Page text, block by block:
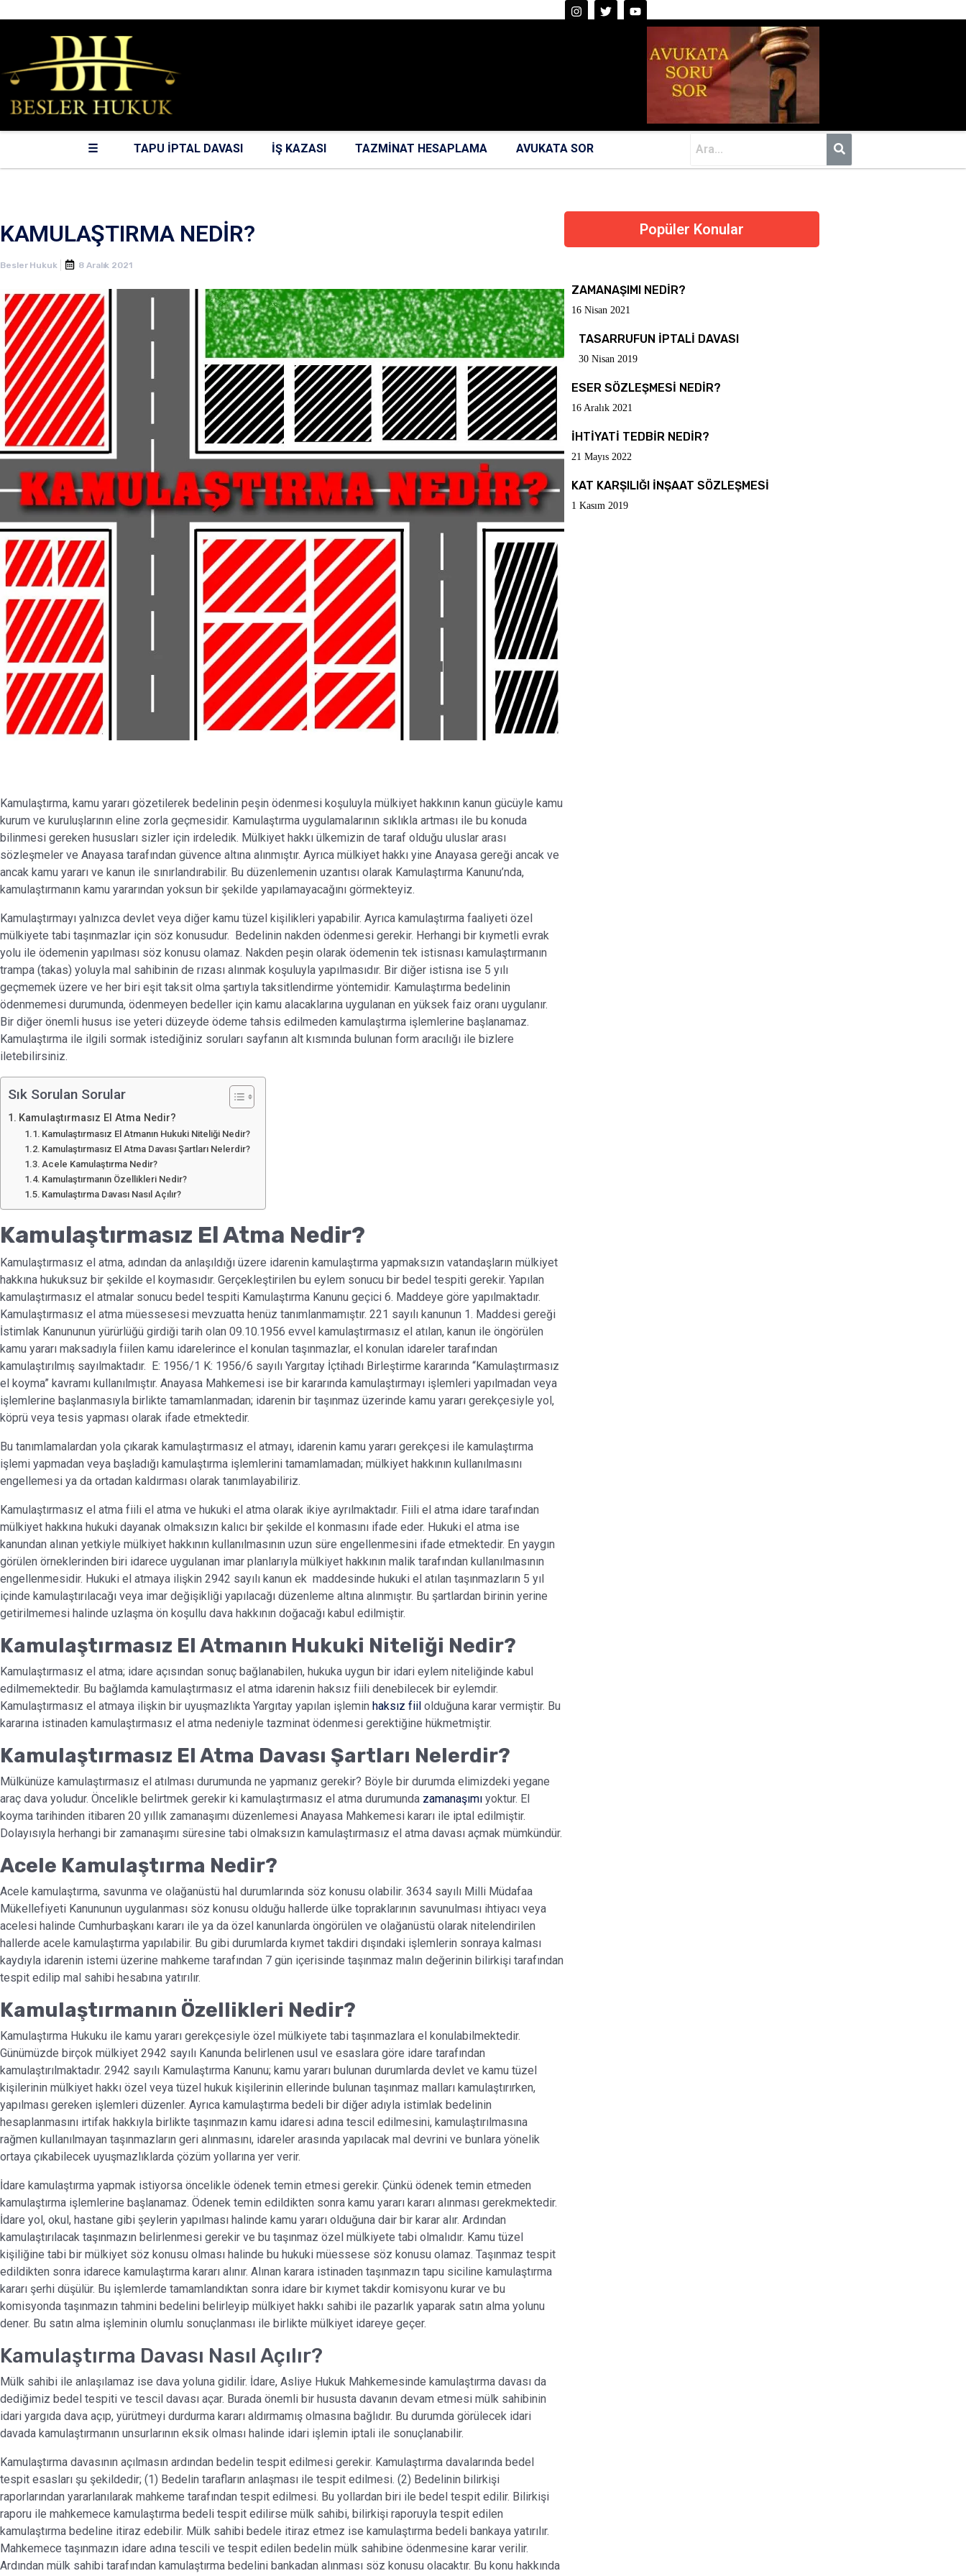
☰ TAPU İPTAL DAVASI İŞ KAZASI TAZMİNAT HESAPLAMA AVUKATA SOR
KAMULAŞTIRMA NEDİR?
Besler Hukuk 8 Aralık 2021
Kamulaştırma, kamu yararı gözetilerek bedelinin peşin ödenmesi koşuluyla mülkiyet hakkının kanun gücüyle kamu
kurum ve kuruluşlarının eline zorla geçmesidir. Kamulaştırma uygulamalarının sıklıkla artması ile bu konuda
bilinmesi gereken hususları sizler için irdeledik. Mülkiyet hakkı ülkemizin de taraf olduğu uluslar arası
sözleşmeler ve Anayasa tarafından güvence altına alınmıştır. Ayrıca mülkiyet hakkı yine Anayasa gereği ancak ve
ancak kamu yararı ve kanun ile sınırlandırabilir. Bu düzenlemenin uzantısı olarak Kamulaştırma Kanunu’nda,
kamulaştırmanın kamu yararından yoksun bir şekilde yapılamayacağını görmekteyiz.
Kamulaştırmayı yalnızca devlet veya diğer kamu tüzel kişilikleri yapabilir. Ayrıca kamulaştırma faaliyeti özel
mülkiyete tabi taşınmazlar için söz konusudur. Bedelinin nakden ödenmesi gerekir. Herhangi bir kıymetli evrak
yolu ile ödemenin yapılması söz konusu olamaz. Nakden peşin olarak ödemenin tek istisnası kamulaştırmanın
trampa (takas) yoluyla mal sahibinin de rızası alınmak koşuluyla yapılmasıdır. Bir diğer istisna ise 5 yılı
geçmemek üzere ve her biri eşit taksit olma şartıyla taksitlendirme yöntemidir. Kamulaştırma bedelinin
ödenmemesi durumunda, ödenmeyen bedeller için kamu alacaklarına uygulanan en yüksek faiz oranı uygulanır.
Bir diğer önemli husus ise yeteri düzeyde ödeme tahsis edilmeden kamulaştırma işlemlerine başlanamaz.
Kamulaştırma ile ilgili sormak istediğiniz soruları sayfanın alt kısmında bulunan form aracılığı ile bizlere
iletebilirsiniz.
Sık Sorulan Sorular
Kamulaştırmasız El Atma Nedir?
Kamulaştırmasız El Atmanın Hukuki Niteliği Nedir?
Kamulaştırmasız El Atma Davası Şartları Nelerdir?
Acele Kamulaştırma Nedir?
Kamulaştırmanın Özellikleri Nedir?
Kamulaştırma Davası Nasıl Açılır?
Kamulaştırmasız El Atma Nedir?
Kamulaştırmasız el atma, adından da anlaşıldığı üzere idarenin kamulaştırma yapmaksızın vatandaşların mülkiyet
hakkına hukuksuz bir şekilde el koymasıdır. Gerçekleştirilen bu eylem sonucu bir bedel tespiti gerekir. Yapılan
kamulaştırmasız el atmalar sonucu bedel tespiti Kamulaştırma Kanunu geçici 6. Maddeye göre yapılmaktadır.
Kamulaştırmasız el atma müessesesi mevzuatta henüz tanımlanmamıştır. 221 sayılı kanunun 1. Maddesi gereği
İstimlak Kanununun yürürlüğü girdiği tarih olan 09.10.1956 evvel kamulaştırmasız el atılan, kanun ile öngörülen
kamu yararı maksadıyla fiilen kamu idarelerince el konulan taşınmazlar, el konulan idareler tarafından
kamulaştırılmış sayılmaktadır. E: 1956/1 K: 1956/6 sayılı Yargıtay İçtihadı Birleştirme kararında “Kamulaştırmasız
el koyma” kavramı kullanılmıştır. Anayasa Mahkemesi ise bir kararında kamulaştırmayı işlemleri yapılmadan veya
işlemlerine başlanmasıyla birlikte tamamlanmadan; idarenin bir taşınmaz üzerinde kamu yararı gerekçesiyle yol,
köprü veya tesis yapması olarak ifade etmektedir.
Bu tanımlamalardan yola çıkarak kamulaştırmasız el atmayı, idarenin kamu yararı gerekçesi ile kamulaştırma
işlemi yapmadan veya başladığı kamulaştırma işlemlerini tamamlamadan; mülkiyet hakkının kullanılmasını
engellemesi ya da ortadan kaldırması olarak tanımlayabiliriz.
Kamulaştırmasız el atma fiili el atma ve hukuki el atma olarak ikiye ayrılmaktadır. Fiili el atma idare tarafından
mülkiyet hakkına hukuki dayanak olmaksızın kalıcı bir şekilde el konmasını ifade eder. Hukuki el atma ise
kanundan alınan yetkiyle mülkiyet hakkının kullanılmasının uzun süre engellenmesini ifade etmektedir. En yaygın
görülen örneklerinden biri idarece uygulanan imar planlarıyla mülkiyet hakkının malik tarafından kullanılmasının
engellenmesidir. Hukuki el atmaya ilişkin 2942 sayılı kanun ek maddesinde hukuki el atılan taşınmazların 5 yıl
içinde kamulaştırılacağı veya imar değişikliği yapılacağı düzenleme altına alınmıştır. Bu şartlardan birinin yerine
getirilmemesi halinde uzlaşma ön koşullu dava hakkının doğacağı kabul edilmiştir.
Kamulaştırmasız El Atmanın Hukuki Niteliği Nedir?
Kamulaştırmasız el atma; idare açısından sonuç bağlanabilen, hukuka uygun bir idari eylem niteliğinde kabul
edilmemektedir. Bu bağlamda kamulaştırmasız el atma idarenin haksız fiili denebilecek bir eylemdir.
Kamulaştırmasız el atmaya ilişkin bir uyuşmazlıkta Yargıtay yapılan işlemin haksız fiil olduğuna karar vermiştir. Bu
kararına istinaden kamulaştırmasız el atma nedeniyle tazminat ödenmesi gerektiğine hükmetmiştir.
Kamulaştırmasız El Atma Davası Şartları Nelerdir?
Mülkünüze kamulaştırmasız el atılması durumunda ne yapmanız gerekir? Böyle bir durumda elimizdeki yegane
araç dava yoludur. Öncelikle belirtmek gerekir ki kamulaştırmasız el atma durumunda zamanaşımı yoktur. El
koyma tarihinden itibaren 20 yıllık zamanaşımı düzenlemesi Anayasa Mahkemesi kararı ile iptal edilmiştir.
Dolayısıyla herhangi bir zamanaşımı süresine tabi olmaksızın kamulaştırmasız el atma davası açmak mümkündür.
Acele Kamulaştırma Nedir?
Acele kamulaştırma, savunma ve olağanüstü hal durumlarında söz konusu olabilir. 3634 sayılı Milli Müdafaa
Mükellefiyeti Kanununun uygulanması söz konusu olduğu hallerde ülke topraklarının savunulması ihtiyacı veya
acelesi halinde Cumhurbaşkanı kararı ile ya da özel kanunlarda öngörülen ve olağanüstü olarak nitelendirilen
hallerde acele kamulaştırma yapılabilir. Bu gibi durumlarda kıymet takdiri dışındaki işlemlerin sonraya kalması
kaydıyla idarenin istemi üzerine mahkeme tarafından 7 gün içerisinde taşınmaz malın değerinin bilirkişi tarafından
tespit edilip mal sahibi hesabına yatırılır.
Kamulaştırmanın Özellikleri Nedir?
Kamulaştırma Hukuku ile kamu yararı gerekçesiyle özel mülkiyete tabi taşınmazlara el konulabilmektedir.
Günümüzde birçok mülkiyet 2942 sayılı Kanunda belirlenen usul ve esaslara göre idare tarafından
kamulaştırılmaktadır. 2942 sayılı Kamulaştırma Kanunu; kamu yararı bulunan durumlarda devlet ve kamu tüzel
kişilerinin mülkiyet hakkı özel veya tüzel hukuk kişilerinin ellerinde bulunan taşınmaz malları kamulaştırırken,
yapılması gereken işlemleri düzenler. Ayrıca kamulaştırma bedeli bir diğer adıyla istimlak bedelinin
hesaplanmasını irtifak hakkıyla birlikte taşınmazın kamu idaresi adına tescil edilmesini, kamulaştırılmasına
rağmen kullanılmayan taşınmazların geri alınmasını, idareler arasında yapılacak mal devrini ve bunlara yönelik
ortaya çıkabilecek uyuşmazlıklarda çözüm yollarına yer verir.
İdare kamulaştırma yapmak istiyorsa öncelikle ödenek temin etmesi gerekir. Çünkü ödenek temin etmeden
kamulaştırma işlemlerine başlanamaz. Ödenek temin edildikten sonra kamu yararı kararı alınması gerekmektedir.
İdare yol, okul, hastane gibi şeylerin yapılması halinde kamu yararı olduğuna dair bir karar alır. Ardından
kamulaştırılacak taşınmazın belirlenmesi gerekir ve bu taşınmaz özel mülkiyete tabi olmalıdır. Kamu tüzel
kişiliğine tabi bir mülkiyet söz konusu olması halinde bu hukuki müessese söz konusu olamaz. Taşınmaz tespit
edildikten sonra idarece kamulaştırma kararı alınır. Alınan karara istinaden taşınmazın tapu siciline kamulaştırma
kararı şerhi düşülür. Bu işlemlerde tamamlandıktan sonra idare bir kıymet takdir komisyonu kurar ve bu
komisyonda taşınmazın tahmini bedelini belirleyip mülkiyet hakkı sahibi ile pazarlık yaparak satın alma yolunu
dener. Bu satın alma işleminin olumlu sonuçlanması ile birlikte mülkiyet idareye geçer.
Kamulaştırma Davası Nasıl Açılır?
Mülk sahibi ile anlaşılamaz ise dava yoluna gidilir. İdare, Asliye Hukuk Mahkemesinde kamulaştırma davası da
dediğimiz bedel tespiti ve tescil davası açar. Burada önemli bir hususta davanın devam etmesi mülk sahibinin
idari yargıda dava açıp, yürütmeyi durdurma kararı aldırmamış olmasına bağlıdır. Bu durumda görülecek idari
davada kamulaştırmanın unsurlarının eksik olması halinde idari işlemin iptali ile sonuçlanabilir.
Kamulaştırma davasının açılmasın ardından bedelin tespit edilmesi gerekir. Kamulaştırma davalarında bedel
tespit esasları şu şekildedir; (1) Bedelin tarafların anlaşması ile tespit edilmesi. (2) Bedelinin bilirkişi
raporlarından yararlanılarak mahkeme tarafından tespit edilmesi. Bu yollardan biri ile bedel tespit edilir. Bilirkişi
raporu ile mahkemece kamulaştırma bedeli tespit edilirse mülk sahibi, bilirkişi raporuyla tespit edilen
kamulaştırma bedeline itiraz edebilir. Mülk sahibi bedele itiraz etmez ise kamulaştırma bedeli bankaya yatırılır.
Mahkemece taşınmazın idare adına tescili ve tespit edilen bedelin mülk sahibine ödenmesine karar verilir.
Ardından mülk sahibi tarafından kamulaştırma bedelini bankadan alınması söz konusu olacaktır. Bu konu hakkında
Popüler Konular
ZAMANAŞIMI NEDİR?
16 Nisan 2021
TASARRUFUN İPTALİ DAVASI
30 Nisan 2019
ESER SÖZLEŞMESİ NEDİR?
16 Aralık 2021
İHTİYATİ TEDBİR NEDİR?
21 Mayıs 2022
KAT KARŞILIĞI İNŞAAT SÖZLEŞMESİ
1 Kasım 2019